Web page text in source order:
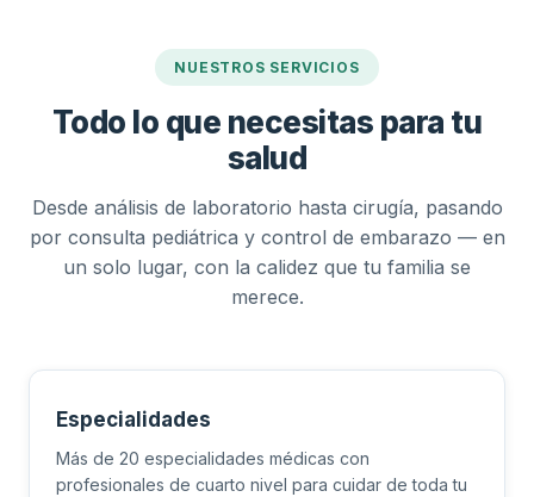
NUESTROS SERVICIOS
Todo lo que necesitas para tu
salud
Desde análisis de laboratorio hasta cirugía, pasando
por consulta pediátrica y control de embarazo — en
un solo lugar, con la calidez que tu familia se
merece.
Especialidades
Más de 20 especialidades médicas con
profesionales de cuarto nivel para cuidar de toda tu